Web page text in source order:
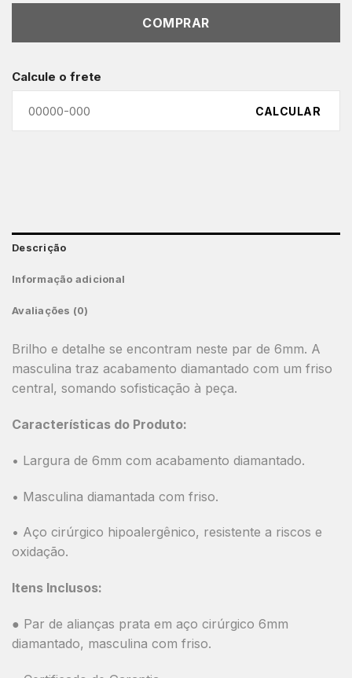
COMPRAR
Calcule o frete
CALCULAR
Descrição
Informação adicional
Avaliações (0)
Brilho e detalhe se encontram neste par de 6mm. A
masculina traz acabamento diamantado com um friso
central, somando sofisticação à peça.
Características do Produto:
• Largura de 6mm com acabamento diamantado.
• Masculina diamantada com friso.
• Aço cirúrgico hipoalergênico, resistente a riscos e
oxidação.
Itens Inclusos:
● Par de alianças prata em aço cirúrgico 6mm
diamantado, masculina com friso.